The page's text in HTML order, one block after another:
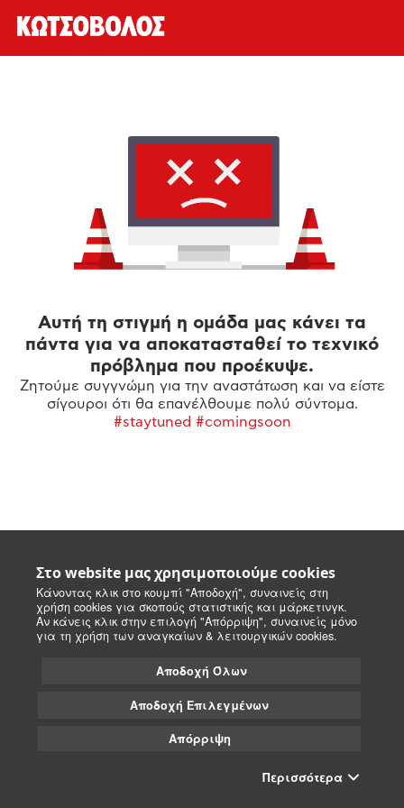
Στο website μας χρησιμοποιούμε cookies
Κάνοντας κλικ στο κουμπί "Αποδοχή", συναινείς στη
χρήση cookies για σκοπούς στατιστικής και μάρκετινγκ.
Αν κάνεις κλικ στην επιλογή "Απόρριψη", συναινείς μόνο
για τη χρήση των αναγκαίων & λειτουργικών cookies.
Αποδοχή Όλων
Αποδοχή Επιλεγμένων
Απόρριψη
Περισσότερα
Αυτή τη στιγμή η ομάδα μας κάνει τα
πάντα για να αποκατασταθεί το τεχνικό
πρόβλημα που προέκυψε.
Ζητούμε συγγνώμη για την αναστάτωση και να είστε
σίγουροι ότι θα επανέλθουμε πολύ σύντομα.
#staytuned #comingsoon